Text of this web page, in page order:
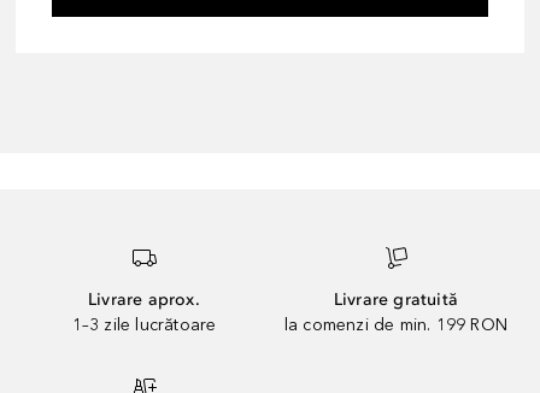
Livrare aprox.
1–3 zile lucrătoare
Livrare gratuită
la comenzi de min. 199 RON